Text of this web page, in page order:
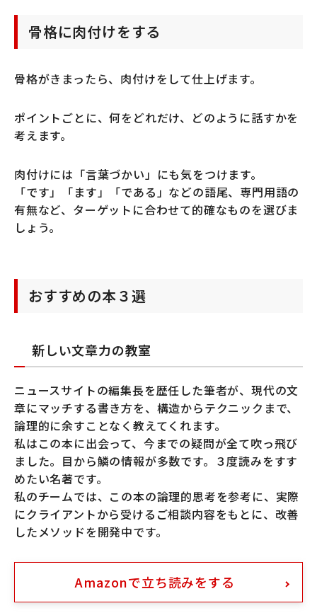
骨格に肉付けをする
骨格がきまったら、肉付けをして仕上げます。
ポイントごとに、何をどれだけ、どのように話すかを
考えます。
肉付けには「言葉づかい」にも気をつけます。
「です」「ます」「である」などの語尾、専門用語の
有無など、ターゲットに合わせて的確なものを選びま
しょう。
おすすめの本３選
新しい文章力の教室
ニュースサイトの編集長を歴任した筆者が、現代の文
章にマッチする書き方を、構造からテクニックまで、
論理的に余すことなく教えてくれます。
私はこの本に出会って、今までの疑問が全て吹っ飛び
ました。目から鱗の情報が多数です。３度読みをすす
めたい名著です。
私のチームでは、この本の論理的思考を参考に、実際
にクライアントから受けるご相談内容をもとに、改善
したメソッドを開発中です。
Amazonで立ち読みをする